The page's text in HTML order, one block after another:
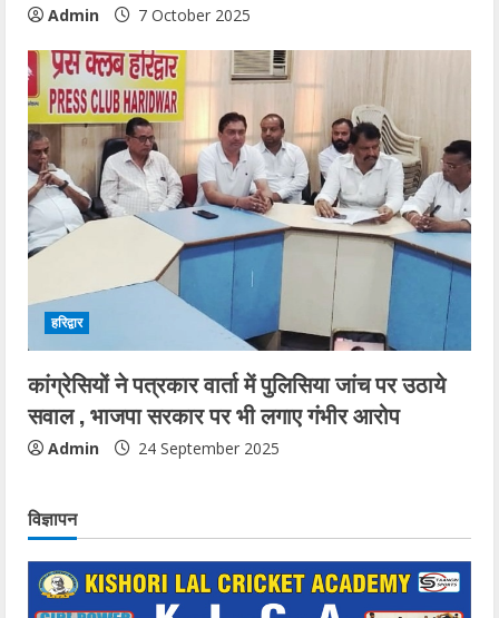
Admin 7 October 2025
हरिद्वार
कांग्रेसियों ने पत्रकार वार्ता में पुलिसिया जांच पर उठाये
सवाल , भाजपा सरकार पर भी लगाए गंभीर आरोप
Admin 24 September 2025
विज्ञापन